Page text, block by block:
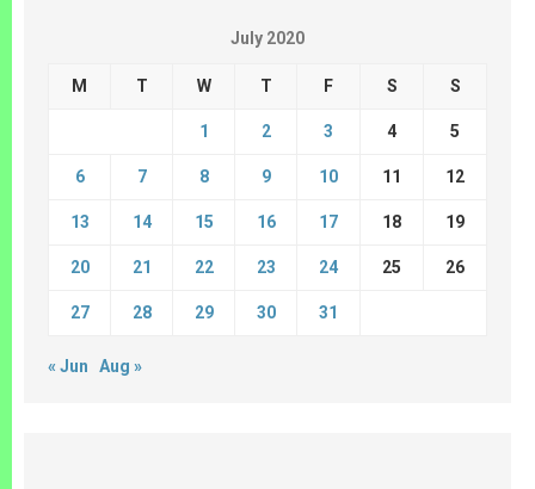
July 2020
M T W T F S S
1 2 3 4 5
6 7 8 9 10 11 12
13 14 15 16 17 18 19
20 21 22 23 24 25 26
27 28 29 30 31
« Jun Aug »